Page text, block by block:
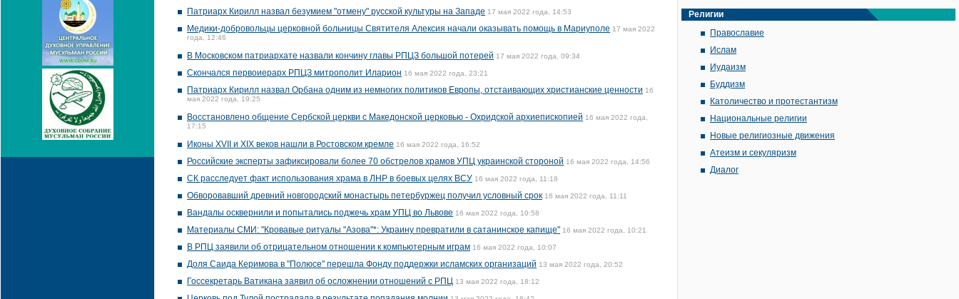
Патриарх Кирилл назвал безумием "отмену" русской культуры на Западе 17 мая 2022 года, 14:53
Медики-добровольцы церковной больницы Cвятителя Алексия начали оказывать помощь в Мариуполе 17 мая 2022
года, 12:46
В Московском патриархате назвали кончину главы РПЦЗ большой потерей 17 мая 2022 года, 09:34
Скончался первоиерарх РПЦЗ митрополит Иларион 16 мая 2022 года, 23:21
Патриарх Кирилл назвал Орбана одним из немногих политиков Европы, отстаивающих христианские ценности 16
мая 2022 года, 19:25
Восстановлено общение Сербской церкви с Македонской церковью - Охридской архиепископией 16 мая 2022 года,
17:15
Иконы XVII и XIX веков нашли в Ростовском кремле 16 мая 2022 года, 16:52
Российские эксперты зафиксировали более 70 обстрелов храмов УПЦ украинской стороной 16 мая 2022 года, 14:56
СК расследует факт использования храма в ЛНР в боевых целях ВСУ 16 мая 2022 года, 11:18
Обворовавший древний новгородский монастырь петербуржец получил условный срок 16 мая 2022 года, 11:11
Вандалы осквернили и попытались поджечь храм УПЦ во Львове 16 мая 2022 года, 10:58
Материалы СМИ: "Кровавые ритуалы "Азова"*: Украину превратили в сатанинское капище" 16 мая 2022 года, 10:21
В РПЦ заявили об отрицательном отношении к компьютерным играм 16 мая 2022 года, 10:07
Доля Саида Керимова в "Полюсе" перешла Фонду поддержки исламских организаций 13 мая 2022 года, 20:52
Госсекретарь Ватикана заявил об осложнении отношений с РПЦ 13 мая 2022 года, 18:12
Религии
Православие
Ислам
Иудаизм
Буддизм
Католичество и протестантизм
Национальные религии
Новые религиозные движения
Атеизм и секуляризм
Диалог